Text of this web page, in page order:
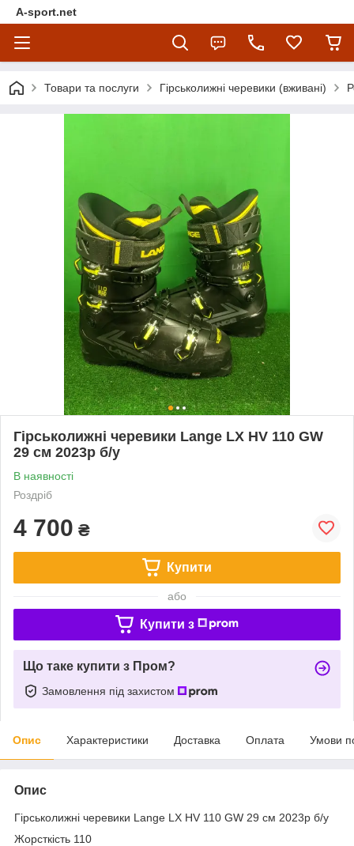
A-sport.net
Товари та послуги Гірськолижні черевики (вживані)
Гірськолижні черевики Lange LX HV 110 GW
29 см 2023p б/у
В наявності
Роздріб
4 700 ₴
Купити
або
Купити з
Що таке купити з Пром?
Замовлення під захистом
Опис Характеристики Доставка Оплата Умови
Опис
Гірськолижні черевики Lange LX HV 110 GW 29 см 2023p б/у
Жорсткість 110